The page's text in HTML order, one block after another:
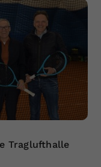
Traglufthalle